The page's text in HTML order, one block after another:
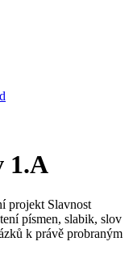
1.A
projekt Slavnost
písmen, slabik, slov
k právě probraným